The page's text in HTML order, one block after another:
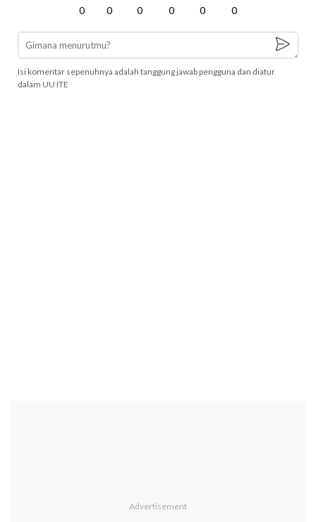
0 0 0 0 0 0
Isi komentar sepenuhnya adalah tanggung jawab pengguna dan diatur
dalam UU ITE